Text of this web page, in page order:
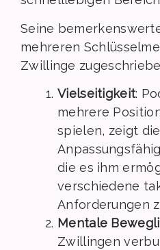
Seine
mehreren
Zwillinge
Vielseitigkeit:
mehrere
spielen, zeigt
die es ihm
verschiedene
Anforderungen
Mentale
Zwillingen